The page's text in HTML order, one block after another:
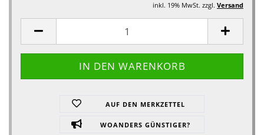
inkl. 19% MwSt. zzgl. Versand
AUF DEN MERKZETTEL
WOANDERS GÜNSTIGER?